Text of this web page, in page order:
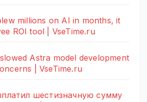
millions on AI in months, it
ROI tool | VseTime.ru
Astra model development
| VseTime.ru
шестизначную сумму